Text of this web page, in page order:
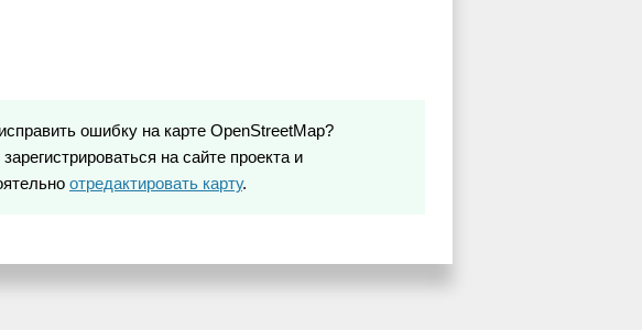
ошибку на карте OpenStreetMap?
на сайте проекта и
отредактировать карту.